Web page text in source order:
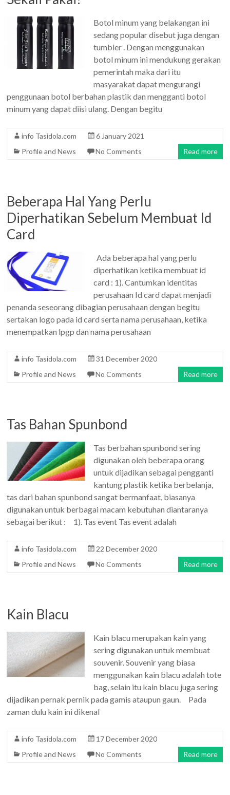
Botol minum yang belakangan ini
sedang popular disebut juga dengan
tumbler . Dengan menggunakan
botol minum ini mendukung gerakan
pemerintah maka dari itu
masyarakat dapat mengurangi
penggunaan botol berbahan plastik dan mengganti botol
minum yang dapat diisi ulang. Dengan begitu
info Tasidola.com
6 January 2021
Profile and News
No Comments Read more
Beberapa Hal Yang Perlu
Diperhatikan Sebelum Membuat Id
Card
Ada beberapa hal yang perlu
diperhatikan ketika membuat id
card : 1). Cantumkan identitas
perusahaan Id card dapat menjadi
penanda seseorang dibagian perusahaan dengan begitu
sertakan logo pada id card serta nama perusahaan, ketika
menempatkan lpgp dan nama perusahaan
info Tasidola.com
31 December 2020
Profile and News
No Comments Read more
Tas Bahan Spunbond
Tas berbahan spunbond sering
digunakan oleh beberapa orang
untuk dijadikan sebagai pengganti
kantung plastik ketika berbelanja,
tas dari bahan spunbond sangat bermanfaat, biasanya
digunakan untuk berbagai macam kebutuhan diantaranya
sebagai berikut : 1). Tas event Tas event adalah
info Tasidola.com
22 December 2020
Profile and News
No Comments Read more
Kain Blacu
Kain blacu merupakan kain yang
sering digunakan untuk membuat
souvenir. Souvenir yang biasa
menggunakan kain blacu adalah tote
bag, selain itu kain blacu juga sering
dijadikan pernak pernik pada gamis ataupun gaun. Pada
zaman dulu kain ini dikenal
info Tasidola.com
17 December 2020
Profile and News
No Comments Read more